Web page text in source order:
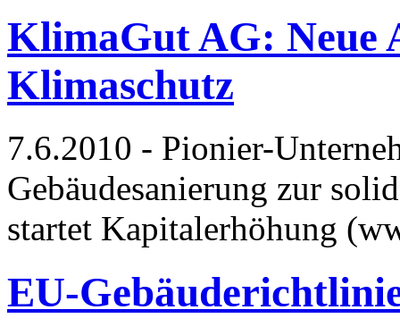
KlimaGut AG: Neue
Klimaschutz
7.6.2010 - Pionier-
Gebäudesanierung zur
startet Kapitalerhöhung
EU-